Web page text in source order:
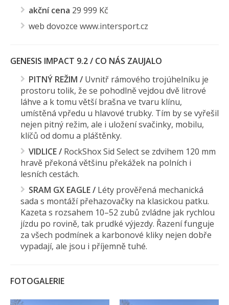
akční cena 29 999 Kč
web dovozce www.intersport.cz
GENESIS IMPACT 9.2 / CO NÁS ZAUJALO
PITNÝ REŽIM / Uvnitř rámového trojúhelníku je
prostoru tolik, že se pohodlně vejdou dvě litrové
láhve a k tomu větší brašna ve tvaru klínu,
umístěná vpředu u hlavové trubky. Tím by se vyřešil
nejen pitný režim, ale i uložení svačinky, mobilu,
klíčů od domu a pláštěnky.
VIDLICE / RockShox Sid Select se zdvihem 120 mm
hravě překoná většinu překážek na polních i
lesních cestách.
SRAM GX EAGLE / Léty prověřená mechanická
sada s montáží přehazovačky na klasickou patku.
Kazeta s rozsahem 10–52 zubů zvládne jak rychlou
jízdu po rovině, tak prudké výjezdy. Řazení funguje
za všech podmínek a karbonové kliky nejen dobře
vypadají, ale jsou i příjemně tuhé.
FOTOGALERIE